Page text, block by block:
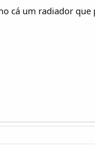
cá um radiador que